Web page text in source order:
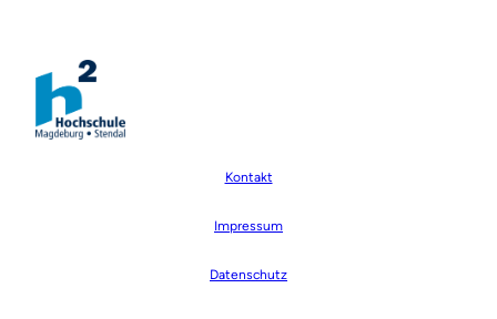
Kontakt
Impressum
Datenschutz